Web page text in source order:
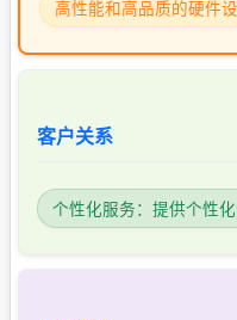
高性能和高品质的硬件
客户关系
个性化服务：提供个性